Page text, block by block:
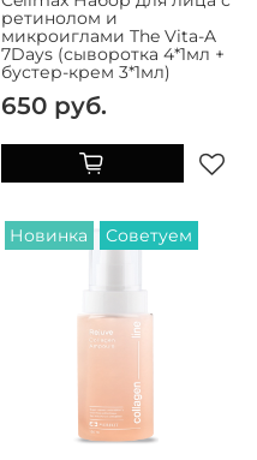
ретинолом и
микроиглами The Vita-A
7Days (сыворотка 4*1мл +
бустер-крем 3*1мл)
650 руб.
Новинка Советуем